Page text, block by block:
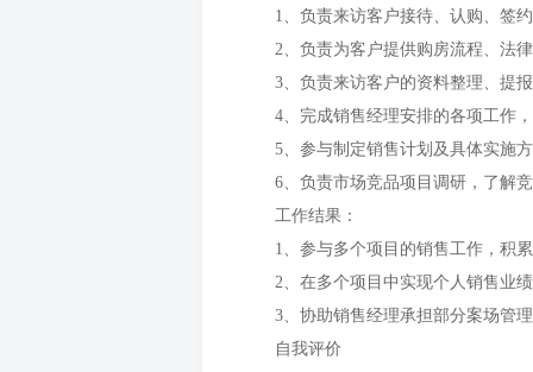
1、负责来访客户接待、认购、签
2、负责为客户提供购房流程、法
3、负责来访客户的资料整理、提
4、完成销售经理安排的各项工作
5、参与制定销售计划及具体实施
6、负责市场竞品项目调研，了解
工作结果：
1、参与多个项目的销售工作，积
2、在多个项目中实现个人销售业
3、协助销售经理承担部分案场管
自我评价